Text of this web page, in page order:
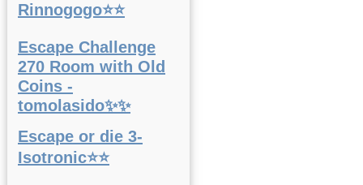
Rinnogogo⭐⭐
Escape Challenge
270 Room with Old
Coins -
tomolasido✨✨
Escape or die 3-
Isotronic⭐⭐